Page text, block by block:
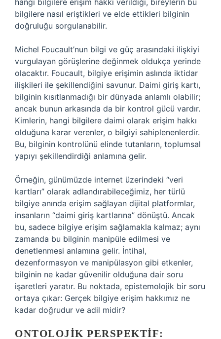
hangi bilgilere erişim hakkı verildiği, bireylerin bu
bilgilere nasıl eriştikleri ve elde ettikleri bilginin
doğruluğu sorgulanabilir.
Michel Foucault’nun bilgi ve güç arasındaki ilişkiyi
vurgulayan görüşlerine değinmek oldukça yerinde
olacaktır. Foucault, bilgiye erişimin aslında iktidar
ilişkileri ile şekillendiğini savunur. Daimi giriş kartı,
bilginin kısıtlanmadığı bir dünyada anlamlı olabilir;
ancak bunun arkasında da bir kontrol gücü vardır.
Kimlerin, hangi bilgilere daimi olarak erişim hakkı
olduğuna karar verenler, o bilgiyi sahiplenenlerdir.
Bu, bilginin kontrolünü elinde tutanların, toplumsal
yapıyı şekillendirdiği anlamına gelir.
Örneğin, günümüzde internet üzerindeki “veri
kartları” olarak adlandırabileceğimiz, her türlü
bilgiye anında erişim sağlayan dijital platformlar,
insanların “daimi giriş kartlarına” dönüştü. Ancak
bu, sadece bilgiye erişim sağlamakla kalmaz; aynı
zamanda bu bilginin manipüle edilmesi ve
denetlenmesi anlamına gelir. İntihal,
dezenformasyon ve manipülasyon gibi etkenler,
bilginin ne kadar güvenilir olduğuna dair soru
işaretleri yaratır. Bu noktada, epistemolojik bir soru
ortaya çıkar: Gerçek bilgiye erişim hakkımız ne
kadar doğrudur ve adil midir?
ONTOLOJIK PERSPEKTIF: